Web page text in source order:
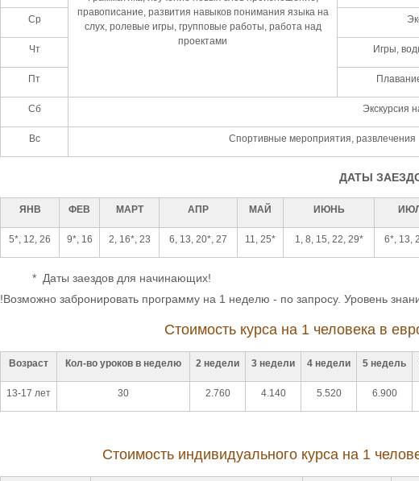
правописание, развития навыков понимания языка на
слух, ролевые игры, групповые работы, работа над
проектами
Ср
Чт Игры,
Пт
Сб Экскурсия
Вс Спортивные мероприятия, развлечения
ДАТЫ
ЯНВ ФЕВ МАРТ АПР МАЙ ИЮНЬ
5*, 12, 26 9*, 16 2, 16*, 23 6, 13, 20*, 27 11, 25* 1, 8, 15, 22, 29* 6*, 13,
* Даты заездов для начинающих!
!Возможно забронировать программу на 1 неделю - по запросу. Уровень
Стоимость курса на 1 человека в
Возраст Кол-во уроков в неделю 2 недели 3 недели 4 недели 5 недель
13-17 лет 30 2.760 4.140 5.520 6.900
Стоимость индивидуального курса на 1